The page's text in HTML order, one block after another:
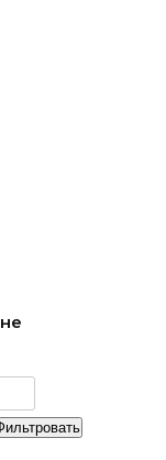
Максимальная
цена